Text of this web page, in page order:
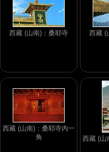
西藏 (山南)：桑耶寺 西藏 (
西藏 (山南)：桑耶寺內一
角
西藏 (山